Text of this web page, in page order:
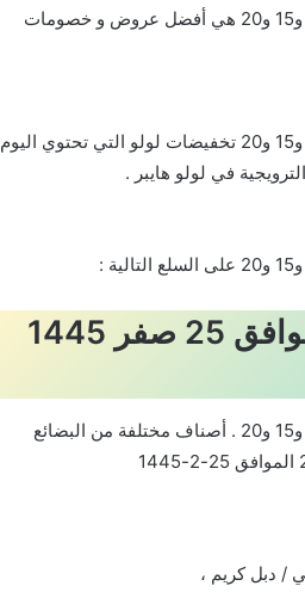
عروض لولو الرياض الأسبوعية 10/9/2023 الموافق 25 صفر 1445 عروض لـ 5 و10 و15 و20 هي أفضل عروض و خصومات
عروض لولو الرياض الأسبوعية 10/9/2023 الموافق 25 صفر 1445 عروض لـ 5 و10 و15 و20 تخفيضات لولو التي تحتوي اليوم
في لولو هايبر .
عروض لولو الرياض الأسبوعية 10/9/2023 الموافق 25 صفر 1445
عروض لولو الرياض الأسبوعية 10/9/2023 الموافق 25 صفر 1445 عروض لـ 5 و10 و15 و20 . أصناف مختلفة من البضائع
/ دبل كريم ،